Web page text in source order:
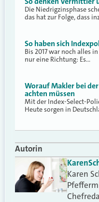
Die Niedrigzinsphase
das hat zur Folge, dass
So haben sich
Bis 2017 war noch alles
nur eine Richtung: Es…
Worauf Makler bei
achten müssen
Mit der Index-Select-
Heute sorgen in
Autorin
Karen
Karen